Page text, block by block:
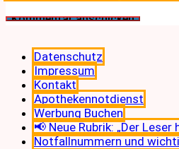
Datenschutz
Impressum
Kontakt
Apothekennotdienst
Werbung Buchen
📢 Neue Rubrik: „Der Leser
Notfallnummern und